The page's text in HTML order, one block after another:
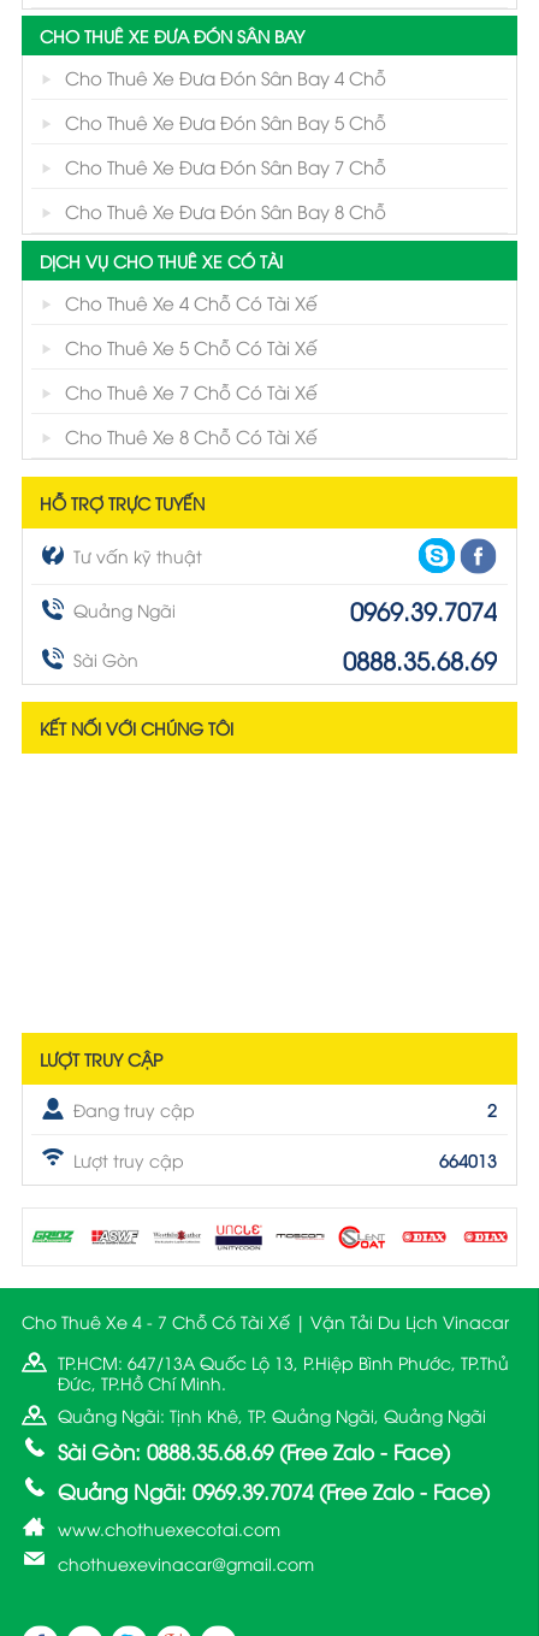
CHO THUÊ XE ĐƯA ĐÓN SÂN BAY
Cho Thuê Xe Đưa Đón Sân Bay 4 Chỗ
Cho Thuê Xe Đưa Đón Sân Bay 5 Chỗ
Cho Thuê Xe Đưa Đón Sân Bay 7 Chỗ
Cho Thuê Xe Đưa Đón Sân Bay 8 Chỗ
DỊCH VỤ CHO THUÊ XE CÓ TÀI
Cho Thuê Xe 4 Chỗ Có Tài Xế
Cho Thuê Xe 5 Chỗ Có Tài Xế
Cho Thuê Xe 7 Chỗ Có Tài Xế
Cho Thuê Xe 8 Chỗ Có Tài Xế
HỖ TRỢ TRỰC TUYẾN
Tư vấn kỹ thuật
Quảng Ngãi 0969.39.7074
Sài Gòn 0888.35.68.69
KẾT NỐI VỚI CHÚNG TÔI
LƯỢT TRUY CẬP
Đang truy cập 2
Lượt truy cập 664013
Cho Thuê Xe 4 - 7 Chỗ Có Tài Xế | Vận Tải Du Lịch Vinacar
TP.HCM: 647/13A Quốc Lộ 13, P.Hiệp Bình Phước, TP.Thủ
Đức, TP.Hồ Chí Minh.
Quảng Ngãi: Tịnh Khê, TP. Quảng Ngãi, Quảng Ngãi
Sài Gòn: 0888.35.68.69 (Free Zalo - Face)
Quảng Ngãi: 0969.39.7074 (Free Zalo - Face)
www.chothuexecotai.com
chothuexevinacar@gmail.com